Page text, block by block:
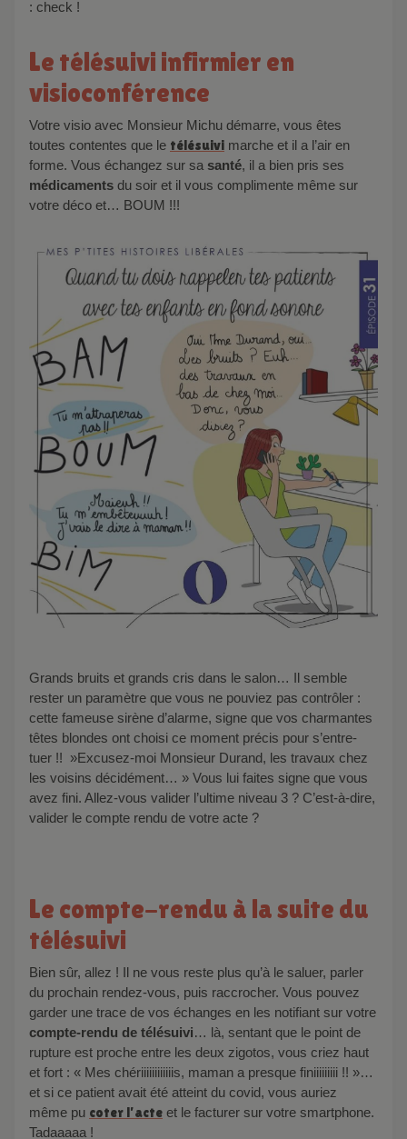
: check !
Le télésuivi infirmier en
visioconférence
Votre visio avec Monsieur Michu démarre, vous êtes
toutes contentes que le télésuivi marche et il a l’air en
forme. Vous échangez sur sa santé, il a bien pris ses
médicaments du soir et il vous complimente même sur
votre déco et… BOUM !!!
Grands bruits et grands cris dans le salon… Il semble
rester un paramètre que vous ne pouviez pas contrôler :
cette fameuse sirène d’alarme, signe que vos charmantes
têtes blondes ont choisi ce moment précis pour s’entre-
tuer !! »Excusez-moi Monsieur Durand, les travaux chez
les voisins décidément… » Vous lui faites signe que vous
avez fini. Allez-vous valider l’ultime niveau 3 ? C’est-à-dire,
valider le compte rendu de votre acte ?
Le compte-rendu à la suite du
télésuivi
Bien sûr, allez ! Il ne vous reste plus qu’à le saluer, parler
du prochain rendez-vous, puis raccrocher. Vous pouvez
garder une trace de vos échanges en les notifiant sur votre
compte-rendu de télésuivi… là, sentant que le point de
rupture est proche entre les deux zigotos, vous criez haut
et fort : « Mes chériiiiiiiiiiiis, maman a presque finiiiiiiiii !! »…
et si ce patient avait été atteint du covid, vous auriez
même pu coter l’acte et le facturer sur votre smartphone.
Tadaaaaa !